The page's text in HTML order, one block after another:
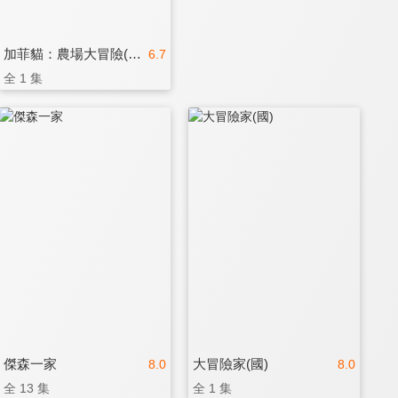
6.7
加菲貓：農場大冒險(國)
全 1 集
8.0
傑森一家
全 13 集
8.0
大冒險家(國)
全 1 集